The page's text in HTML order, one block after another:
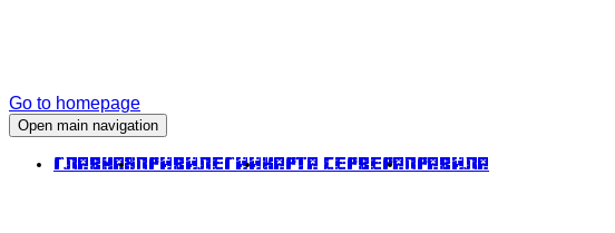
Go to homepage
Open main navigation
ГлавнаяПривилегииКарта сервераПравила